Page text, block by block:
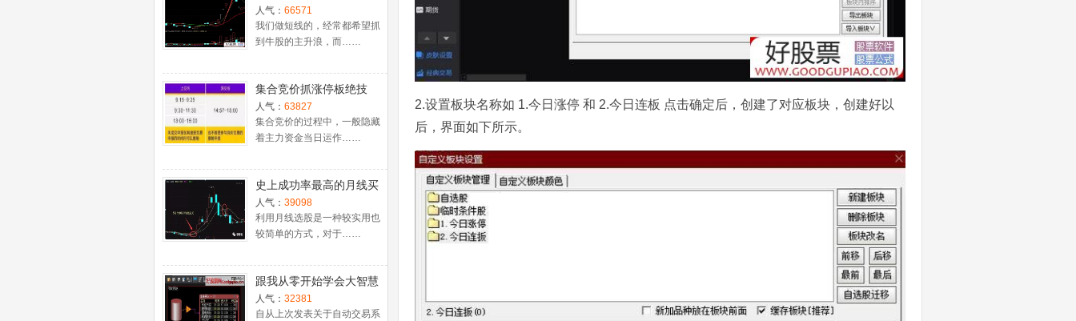
一时间介入牛股主升浪捕
捉涨停板的技巧（图解）
人气： 66571
我们做短线的，经常都希望抓
到牛股的主升浪，而……
集合竞价抓涨停板绝技
（附公式源码）
人气： 63827
集合竞价的过程中，一般隐藏
着主力资金当日运作……
史上成功率最高的月线买
入法，精准高效筛选暴涨
牛股，堪称选股法宝！
人气： 39098
利用月线选股是一种较实用也
较简单的方式，对于……
跟我从零开始学会大智慧
股票池自动交易
人气： 32381
自从上次发表关于自动交易系
2.设置板块名称如 1.今日涨停 和 2.今日连板 点击确定后，创建了对应板块，创建好以
后，界面如下所示。